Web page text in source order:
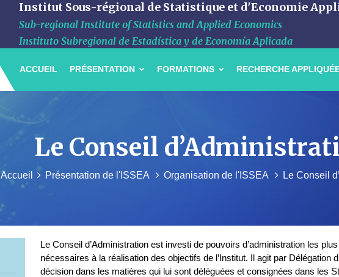
Institut Sous-régional de Statistique et d'Economie
Sub-regional Institute of Statistics and Applied Economics
Instituto Subregional de Estadística y de Economía Aplicada
ACCUEIL PRÉSENTATION FORMATIONS RECHERCHE
Le Conseil
Accueil Présentation de l'ISSEA Organisation de l'ISSEA Le Conseil
Le Conseil d’Administration est investi de pouvoirs d’administration les
nécessaires à la réalisation des objectifs de l’Institut. Il agit par
décision dans les matières qui lui sont déléguées et consignées dans les